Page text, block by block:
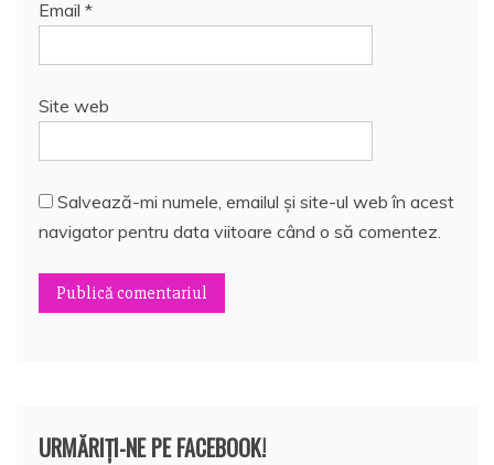
Email *
Site web
Salvează-mi numele, emailul și site-ul web în acest
navigator pentru data viitoare când o să comentez.
URMĂRIȚI-NE PE FACEBOOK!